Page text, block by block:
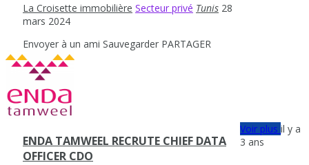
La Croisette immobilière Secteur privé Tunis 28
mars 2024
Envoyer à un ami Sauvegarder PARTAGER
ENDA TAMWEEL RECRUTE CHIEF DATA
OFFICER CDO
Voir plusil y a
3 ans